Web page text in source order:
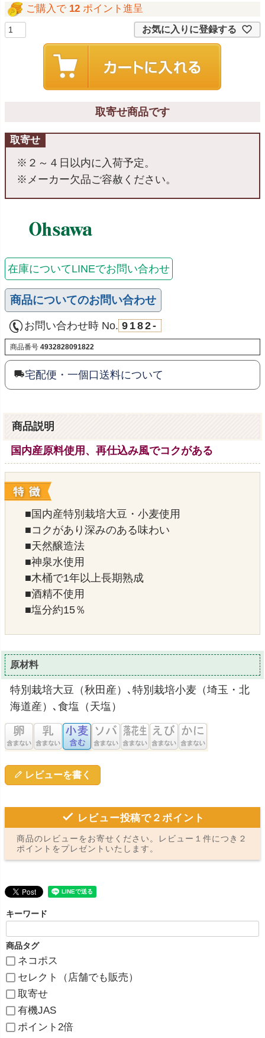
ご購入で 12 ポイント進呈
お気に入りに登録する
取寄せ商品です
取寄せ
※２～４日以内に入荷予定。
※メーカー欠品ご容赦ください。
在庫についてLINEでお問い合わせ
商品についてのお問い合わせ
お問い合わせ時 No. 9182-
商品番号 4932828091822
宅配便・一個口送料について
商品説明
国内産原料使用、再仕込み風でコクがある
■国内産特別栽培大豆・小麦使用
■コクがあり深みのある味わい
■天然醸造法
■神泉水使用
■木桶で1年以上長期熟成
■酒精不使用
■塩分約15％
原材料
特別栽培大豆（秋田産）､特別栽培小麦（埼玉・北
海道産）､食塩（天塩）
レビューを書く
レビュー投稿で２ポイント
商品のレビューをお寄せください。レビュー１件につき２
ポイントをプレゼントいたします。
キーワード
商品タグ
ネコポス
セレクト（店舗でも販売）
取寄せ
有機JAS
ポイント2倍